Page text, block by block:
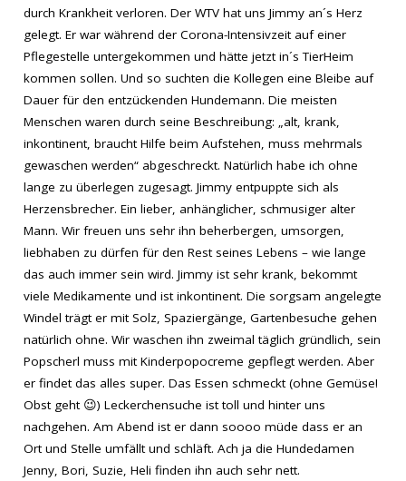
durch Krankheit verloren. Der WTV hat uns Jimmy an´s Herz
gelegt. Er war während der Corona-Intensivzeit auf einer
Pflegestelle untergekommen und hätte jetzt in´s TierHeim
kommen sollen. Und so suchten die Kollegen eine Bleibe auf
Dauer für den entzückenden Hundemann. Die meisten
Menschen waren durch seine Beschreibung: „alt, krank,
inkontinent, braucht Hilfe beim Aufstehen, muss mehrmals
gewaschen werden“ abgeschreckt. Natürlich habe ich ohne
lange zu überlegen zugesagt. Jimmy entpuppte sich als
Herzensbrecher. Ein lieber, anhänglicher, schmusiger alter
Mann. Wir freuen uns sehr ihn beherbergen, umsorgen,
liebhaben zu dürfen für den Rest seines Lebens – wie lange
das auch immer sein wird. Jimmy ist sehr krank, bekommt
viele Medikamente und ist inkontinent. Die sorgsam angelegte
Windel trägt er mit Solz, Spaziergänge, Gartenbesuche gehen
natürlich ohne. Wir waschen ihn zweimal täglich gründlich, sein
Popscherl muss mit Kinderpopocreme gepflegt werden. Aber
er findet das alles super. Das Essen schmeckt (ohne Gemüse!
Obst geht 😉) Leckerchensuche ist toll und hinter uns
nachgehen. Am Abend ist er dann soooo müde dass er an
Ort und Stelle umfällt und schläft. Ach ja die Hundedamen
Jenny, Bori, Suzie, Heli finden ihn auch sehr nett.